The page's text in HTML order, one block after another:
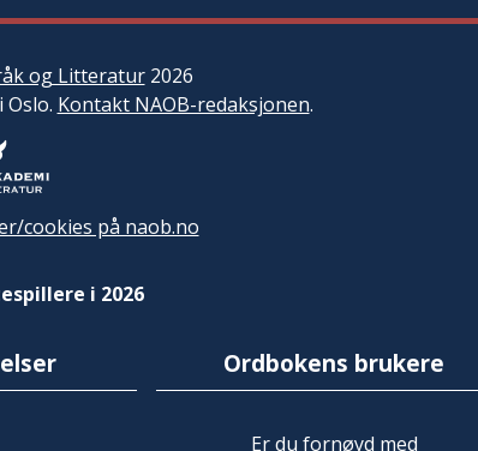
og Litteratur2026
Kontakt NAOB-redaksjonen.
cookies på naob.no
i 2026
Ordbokens brukere
Er du fornøyd med